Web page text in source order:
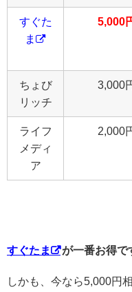
すぐた
ま
5,000
ちょび
リッチ
3,000
ライフ
メディ
ア
2,000
すぐたま が一番お得で
しかも、今なら5,000円